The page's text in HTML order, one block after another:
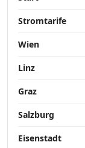
Stromtarife
Wien
Linz
Graz
Salzburg
Eisenstadt